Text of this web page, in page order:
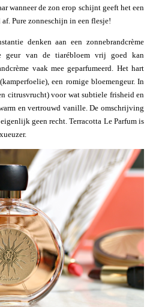
wanneer de zon erop schijnt geeft het een
Pure zonneschijn in een flesje!
denken aan een zonnebrandcrème
geur van de tiarébloem vrij goed kan
vaak mee geparfumeerd. Het hart
een romige bloemengeur. In
citrusvrucht) voor wat subtiele frisheid en
en vertrouwd vanille. De omschrijving
geen recht. Terracotta Le Parfum is